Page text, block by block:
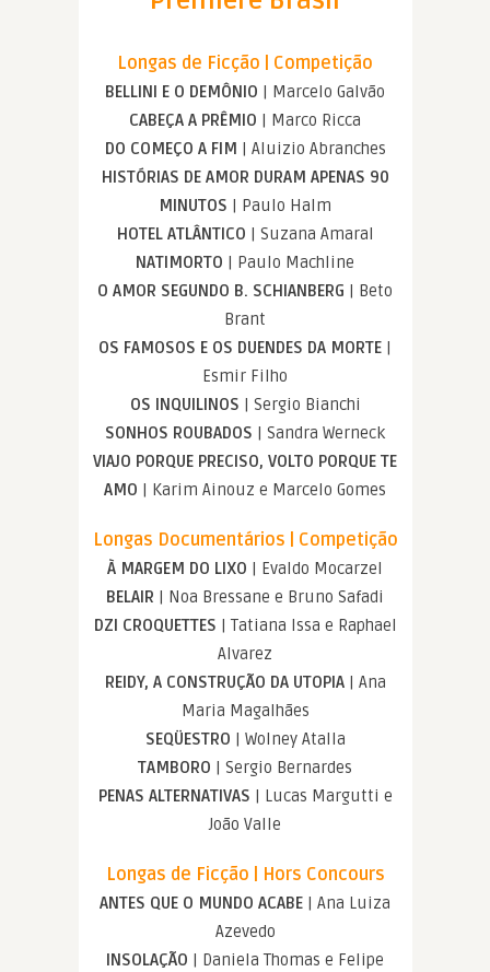
Longas de Ficção | Competição
BELLINI E O DEMÔNIO | Marcelo Galvão
CABEÇA A PRÊMIO | Marco Ricca
DO COMEÇO A FIM | Aluizio Abranches
HISTÓRIAS DE AMOR DURAM APENAS 90
MINUTOS | Paulo Halm
HOTEL ATLÂNTICO | Suzana Amaral
NATIMORTO | Paulo Machline
O AMOR SEGUNDO B. SCHIANBERG | Beto
Brant
OS FAMOSOS E OS DUENDES DA MORTE |
Esmir Filho
OS INQUILINOS | Sergio Bianchi
SONHOS ROUBADOS | Sandra Werneck
VIAJO PORQUE PRECISO, VOLTO PORQUE TE
AMO | Karim Ainouz e Marcelo Gomes
Longas Documentários | Competição
À MARGEM DO LIXO | Evaldo Mocarzel
BELAIR | Noa Bressane e Bruno Safadi
DZI CROQUETTES | Tatiana Issa e Raphael
Alvarez
REIDY, A CONSTRUÇÃO DA UTOPIA| Ana
Maria Magalhães
SEQÜESTRO | Wolney Atalla
TAMBORO | Sergio Bernardes
PENAS ALTERNATIVAS | Lucas Margutti e
João Valle
Longas de Ficção | Hors Concours
ANTES QUE O MUNDO ACABE | Ana Luiza
Azevedo
INSOLAÇÃO | Daniela Thomas e Felipe